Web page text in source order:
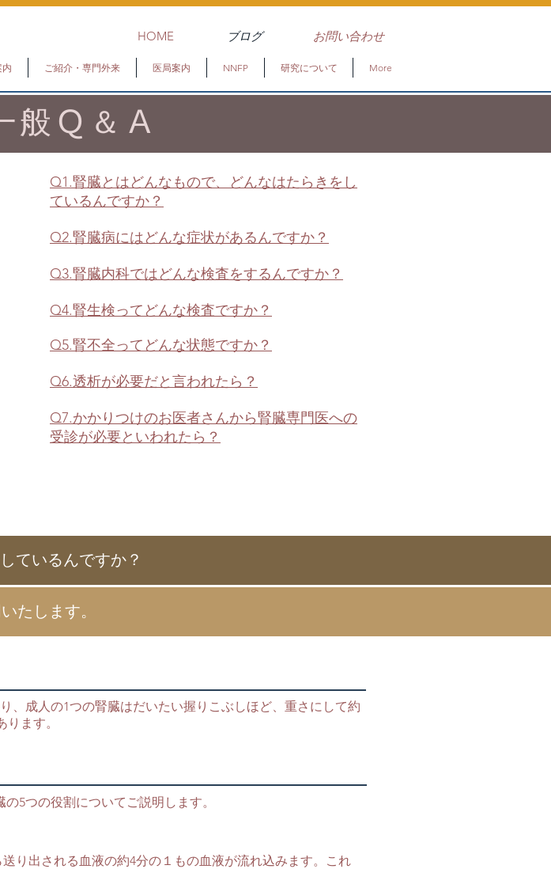
HOME ブログ お問い合わせ
ご紹介・専門外来 医局案内 NNFP 研究について More
般Ｑ＆Ａ
Q1.腎臓とはどんなもので、どんなはたらきをし
ているんですか？
Q2.腎臓病にはどんな症状があるんですか？
Q3.腎臓内科ではどんな検査をするんですか？
Q4.腎生検ってどんな検査ですか？
Q5.腎不全ってどんな状態ですか？
Q6.透析が必要だと言われたら？
Q7.かかりつけのお医者さんから腎臓専門医への
受診が必要といわれたら？
ているんですか？
たします。
、成人の1つの腎臓はだいたい握りこぶしほど、重さにして約
ます。
5つの役割についてご説明します。
り出される血液の約4分の１もの血液が流れ込みます。これ